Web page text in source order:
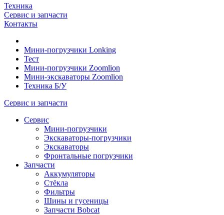
Техника
Сервис и запчасти
Контакты
Мини-погрузчики Lonking
Тест
Мини-погрузчики Zoomlion
Мини-экскаваторы Zoomlion
Техника Б/У
Сервис и запчасти
Сервис
Мини-погрузчики
Экскаваторы-погрузчики
Экскаваторы
Фронтальные погрузчики
Запчасти
Аккумуляторы
Стёкла
Фильтры
Шины и гусеницы
Запчасти Bobcat